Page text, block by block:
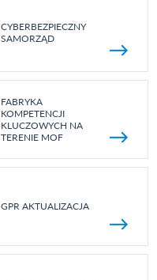
CYBERBEZPIECZNY
SAMORZĄD
FABRYKA
KOMPETENCJI
KLUCZOWYCH NA
TERENIE MOF
GPR AKTUALIZACJA